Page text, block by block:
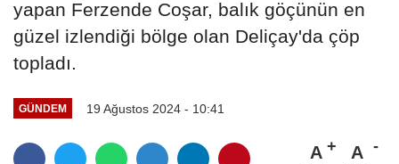
yapan Ferzende Coşar, balık göçünün en
güzel izlendiği bölge olan Deliçay'da çöp
topladı.
GÜNDEM 19 Ağustos 2024 - 10:41
A A